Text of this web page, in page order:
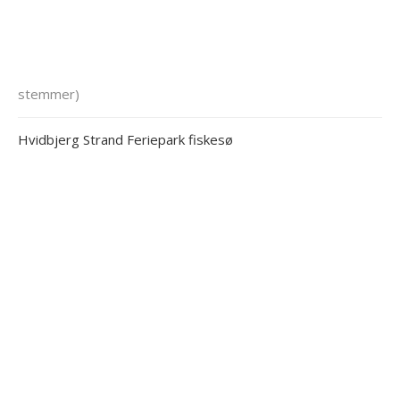
stemmer)
Hvidbjerg Strand Feriepark fiskesø